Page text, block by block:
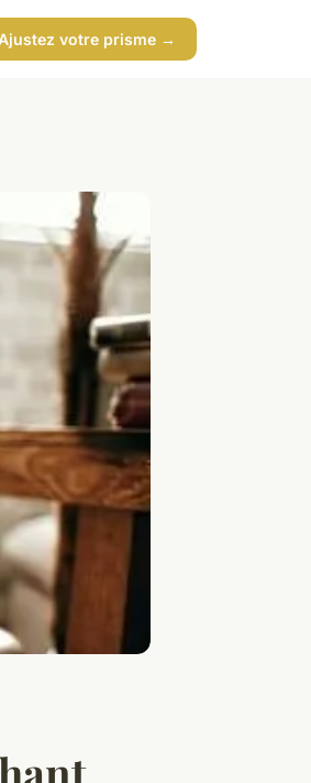
votre prisme →